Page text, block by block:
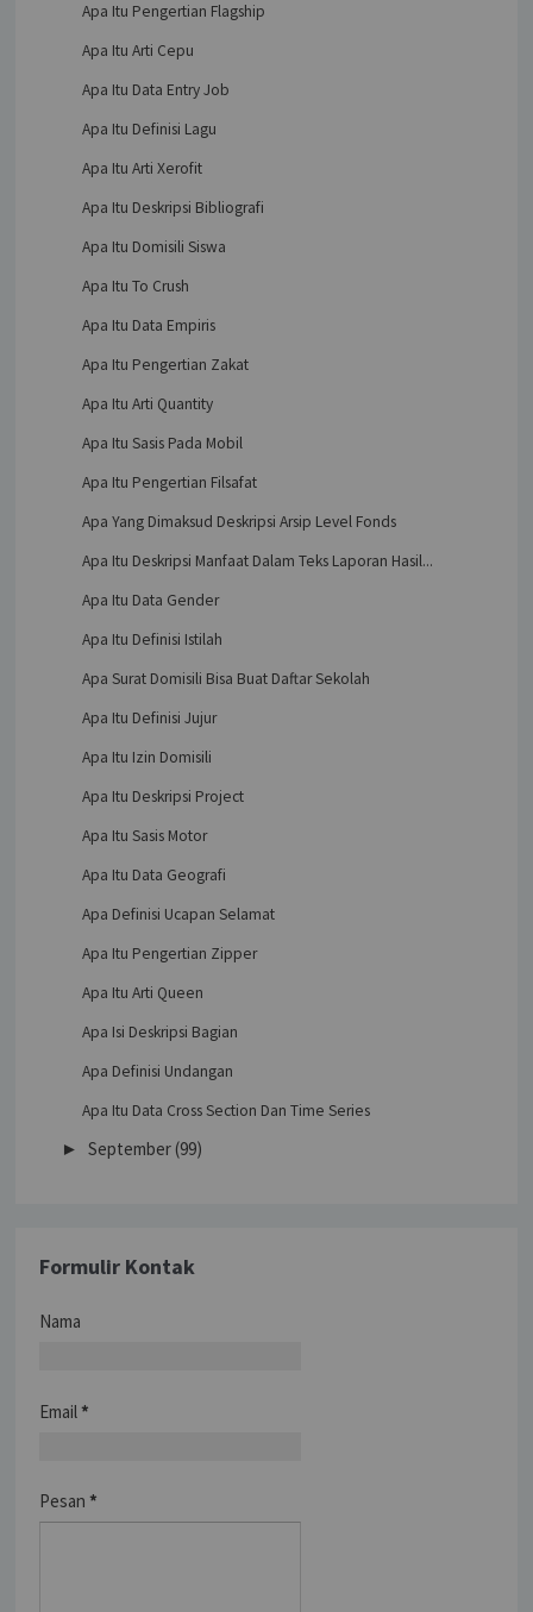
Apa Itu Pengertian Flagship
Apa Itu Arti Cepu
Apa Itu Data Entry Job
Apa Itu Definisi Lagu
Apa Itu Arti Xerofit
Apa Itu Deskripsi Bibliografi
Apa Itu Domisili Siswa
Apa Itu To Crush
Apa Itu Data Empiris
Apa Itu Pengertian Zakat
Apa Itu Arti Quantity
Apa Itu Sasis Pada Mobil
Apa Itu Pengertian Filsafat
Apa Yang Dimaksud Deskripsi Arsip Level Fonds
Apa Itu Deskripsi Manfaat Dalam Teks Laporan Hasil...
Apa Itu Data Gender
Apa Itu Definisi Istilah
Apa Surat Domisili Bisa Buat Daftar Sekolah
Apa Itu Definisi Jujur
Apa Itu Izin Domisili
Apa Itu Deskripsi Project
Apa Itu Sasis Motor
Apa Itu Data Geografi
Apa Definisi Ucapan Selamat
Apa Itu Pengertian Zipper
Apa Itu Arti Queen
Apa Isi Deskripsi Bagian
Apa Definisi Undangan
Apa Itu Data Cross Section Dan Time Series
►September (99)
Formulir Kontak
Nama
Email*
Pesan*